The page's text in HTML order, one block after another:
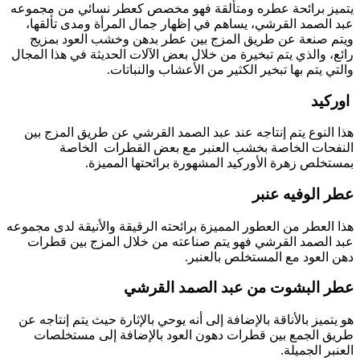
يتميز برائحة عطره ومتألقة فهو مخصص كعطر نسائي من مجموعه
عبد الصمد القرشي، يساهم في إظهار جمال المرأة ومدى تألقها،
ويتم صنعة عن طريق المزج بين عطر بدهن وخشب العود بمزيج
رائع، والذي يتم تبخيرة من خلال بعض الآلات الحديثة في هذا المجال
والتي يتم بها تبخير الكثير من الأعشاب والنباتات.
اوركيد
هذا النوع يتم إنتاجه عند عبد الصمد القرشي عن طريق المزج بين
النفحات الخاصة بخشب العنبر مع بعض القطرات الخاصة
بمستخلص زهرة الأوركيد المشهورة برائحتها المميزة.
عطر الوفيه عنبر
هذا العطر من العطور المميزة برائحته الرقيقة والأنيقة لدى مجموعه
عبد الصمد القرشي فهو يتم صناعته من خلال المزج بين قطرات
دهن العود مع المستخلص بالعنبر.
عطر البشوت من عبد الصمد القرشي
هو يتميز بالأناقة بالإضافة إلى أنه يوحي بالإثارة حيث يتم إنتاجه عن
طريق الجمع بين قطرات دهون العود بالإضافة إلى مستخلصات
العنبر الجميلة.